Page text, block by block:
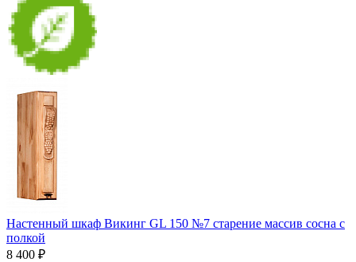
Настенный шкаф Викинг GL 150 №7 старение массив сосна с
полкой
8 400 ₽